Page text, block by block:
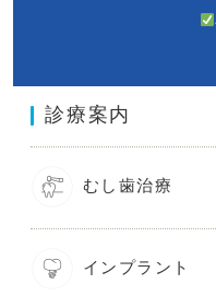
診療案内
むし歯治療
インプラント